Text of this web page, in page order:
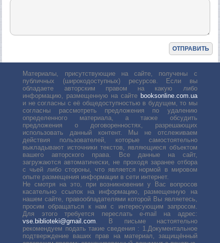
Материалы, присутствующие на сайте, получены с
публичных (широкодоступных) ресурсов. Если вы
обладаете авторским правом на какую либо
информацию, размещенную на сайте booksonline.com.ua
и не согласны с её общедоступностью в будущем, то мы
согласны рассмотреть предложения по удалению
определенного материала, а также обсудить
предложения о договоренностях, разрешающих
использовать данный контент. Мы не отслеживаем
действия пользователей, которые самостоятельно
выкладывают источники текстов, являющиеся объектом
вашего авторского права. Все данные на сайт,
загружаются автоматически, не проходя заранее отбора
с чьей либо стороны, что является нормой в мировом
опыте размещения информации в сети интернет.
Не смотря на это, при возникновении у Вас вопросов
касательно ссылок на информацию, размещенную на
нашем сайте, правообладателями которой Вы являетесь,
просим обращаться к нам с интересующим запросом.
Для этого требуется переслать е-mail на адрес:
vse.biblioteki@gmail.com . В письме настоятельно
рекомендуем подать такие сведения : 1.Документальное
подтверждение ваших прав на материал, защищённый